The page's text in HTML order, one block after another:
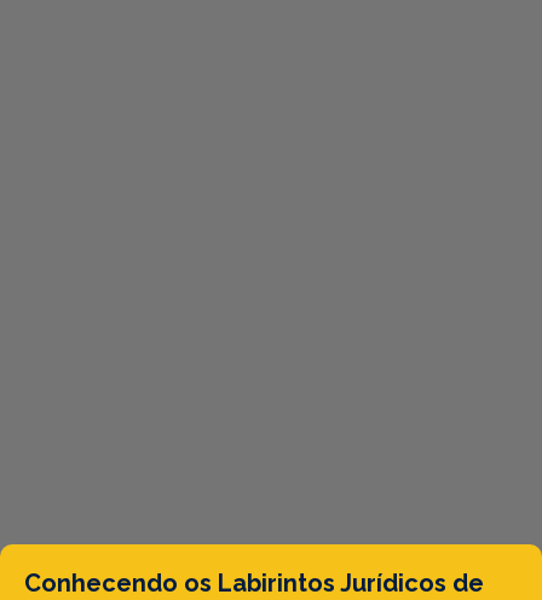
Conhecendo os Labirintos Jurídicos de